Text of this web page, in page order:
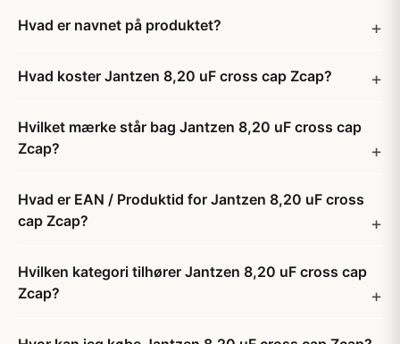
Hvad er navnet på produktet?
Hvad koster Jantzen 8,20 uF cross cap Zcap?
Hvilket mærke står bag Jantzen 8,20 uF cross cap
Zcap?
Hvad er EAN / Produktid for Jantzen 8,20 uF cross
cap Zcap?
Hvilken kategori tilhører Jantzen 8,20 uF cross cap
Zcap?